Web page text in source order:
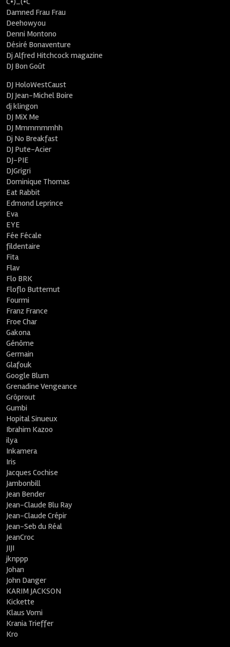
Damned Frau Frau
Deehowyou
Denni Montono
Désiré Bonaventure
Dj Alfred Hitchcock magazine
DJ Bon Goût
DJ HoloWestCaust
DJ Jean-Michel Boire
dj klingon
DJ MiX Me
DJ Mmmmmmhh
Dj No Breakfast
DJ Pute-Acier
DJ-PIE
DJGrigri
Dominique Thomas
Eat Rabbit
Edmond Leprince
Eva
EYE
Fée Fécale
fildentaire
Fita
Flav
Flo BRK
Floflo Butternut
Fourmi
Franz France
Froe Char
Gakona
Génôme
Germain
Glafouk
Google Blum
Grenadine Vengeance
Grôprout
Gumbi
Hopital Sinueux
Ibrahim Kazoo
ilya
Inkamera
Iris
Jacques Cochise
Jambonbill
Jean Bender
Jean-Claude Blu Ray
Jean-Claude Crépir
Jean-Seb du Réal
JeanCroc
JIJI
jknppp
Johan
John Danger
KARIM JACKSON
Kickette
Klaus Vomi
Krania Trieffer
Kro